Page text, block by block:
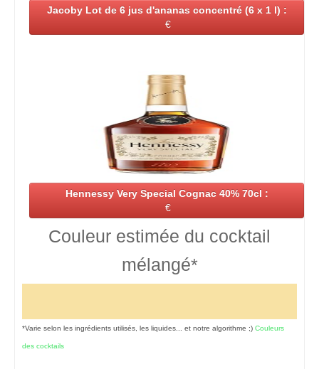
Jacoby Lot de 6 jus d'ananas concentré (6 x 1 l) :
€
Hennessy Very Special Cognac 40% 70cl :
€
Couleur estimée du cocktail
mélangé*
*Varie selon les ingrédients utilisés, les liquides... et notre algorithme ;) Couleurs
des cocktails